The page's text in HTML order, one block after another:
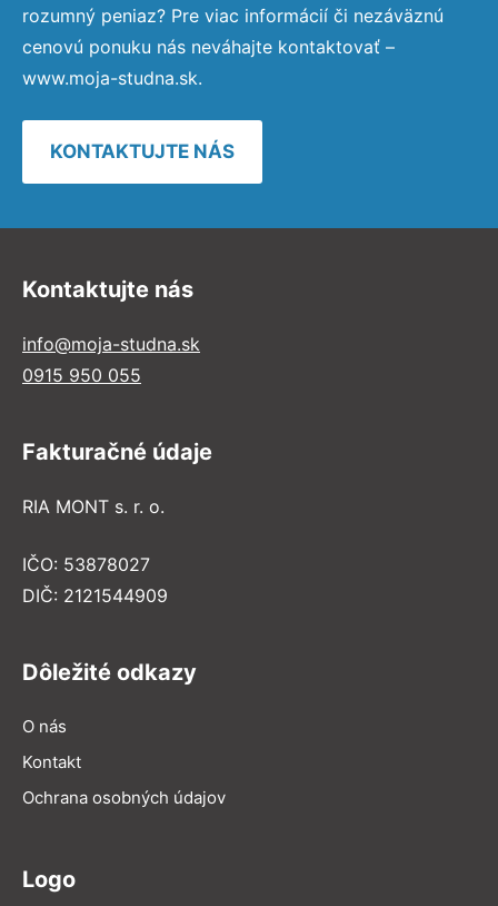
rozumný peniaz? Pre viac informácií či nezáväznú
cenovú ponuku nás neváhajte kontaktovať –
www.moja-studna.sk.
KONTAKTUJTE NÁS
Kontaktujte nás
info@moja-studna.sk
0915 950 055
Fakturačné údaje
RIA MONT s. r. o.
IČO: 53878027
DIČ: 2121544909
Dôležité odkazy
O nás
Kontakt
Ochrana osobných údajov
Logo